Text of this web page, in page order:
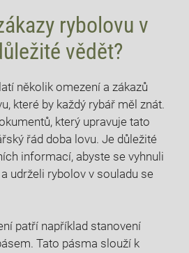
rybolovu v‍
vědět?
⁤několik omezení a zákazů
které ⁤by každý rybář⁤ měl znát.
který upravuje tato
řád doba lovu. Je důležité
informací, ​abyste se vyhnuli⁢
udrželi rybolov ⁤v ‍souladu​ se
patří například stanovení
Tato pásma slouží k⁢